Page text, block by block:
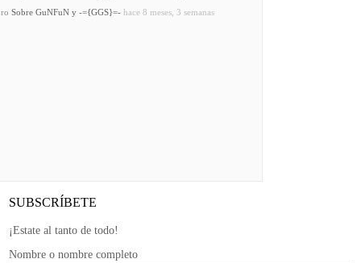
Sobre GuNFuN y -={GGS}=- hace 8 meses, 3 semanas
SUBSCRÍBETE
¡Estate al tanto de todo!
Nombre o nombre completo